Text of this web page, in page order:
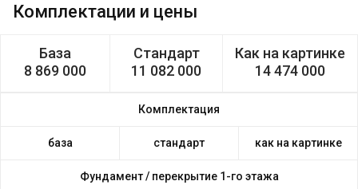
Комплектации и цены
База
8 869 000
Стандарт
11 082 000
Как на картинке
14 474 000
Комплектация
база стандарт как на картинке
Фундамент / перекрытие 1-го этажа